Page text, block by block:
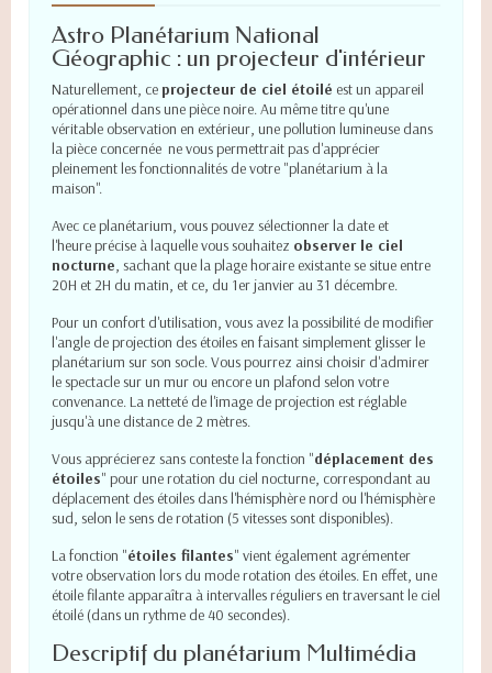
Astro Planétarium National
Géographic : un projecteur d'intérieur
Naturellement, ce projecteur de ciel étoilé est un appareil
opérationnel dans une pièce noire. Au même titre qu'une
véritable observation en extérieur, une pollution lumineuse dans
la pièce concernée ne vous permettrait pas d'apprécier
pleinement les fonctionnalités de votre "planétarium à la
maison".
Avec ce planétarium, vous pouvez sélectionner la date et
l'heure précise à laquelle vous souhaitez observer le ciel
nocturne, sachant que la plage horaire existante se situe entre
20H et 2H du matin, et ce, du 1er janvier au 31 décembre.
Pour un confort d'utilisation, vous avez la possibilité de modifier
l'angle de projection des étoiles en faisant simplement glisser le
planétarium sur son socle. Vous pourrez ainsi choisir d'admirer
le spectacle sur un mur ou encore un plafond selon votre
convenance. La netteté de l'image de projection est réglable
jusqu'à une distance de 2 mètres.
Vous apprécierez sans conteste la fonction "déplacement des
étoiles" pour une rotation du ciel nocturne, correspondant au
déplacement des étoiles dans l'hémisphère nord ou l'hémisphère
sud, selon le sens de rotation (5 vitesses sont disponibles).
La fonction "étoiles filantes" vient également agrémenter
votre observation lors du mode rotation des étoiles. En effet, une
étoile filante apparaîtra à intervalles réguliers en traversant le ciel
étoilé (dans un rythme de 40 secondes).
Descriptif du planétarium Multimédia